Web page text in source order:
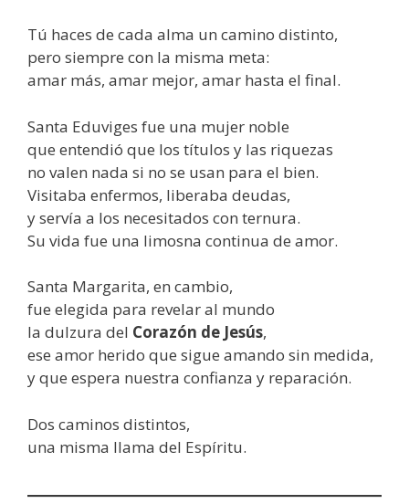
Tú haces de cada alma un camino distinto,
pero siempre con la misma meta:
amar más, amar mejor, amar hasta el final.
Santa Eduviges fue una mujer noble
que entendió que los títulos y las riquezas
no valen nada si no se usan para el bien.
Visitaba enfermos, liberaba deudas,
y servía a los necesitados con ternura.
Su vida fue una limosna continua de amor.
Santa Margarita, en cambio,
fue elegida para revelar al mundo
la dulzura del Corazón de Jesús,
ese amor herido que sigue amando sin medida,
y que espera nuestra confianza y reparación.
Dos caminos distintos,
una misma llama del Espíritu.